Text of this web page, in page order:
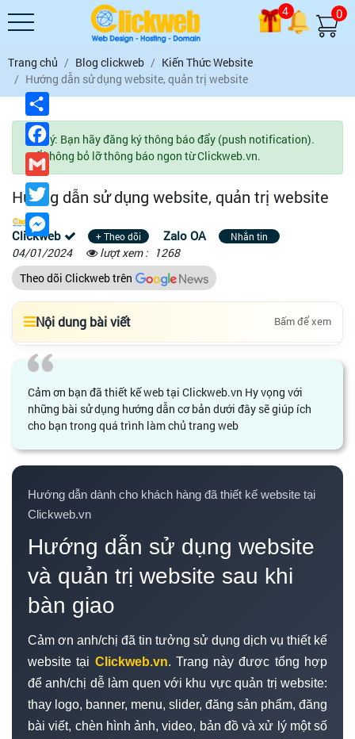
4 0
Trang chủ Blog clickweb
Kiến Thức Website
Hướng dẫn sử dụng website, quản trị website
Lưu ý: Bạn hãy đăng ký thông báo đẩy (push notification).
Để không bỏ lỡ thông báo ngon từ Clickweb.vn.
Hướng dẫn sử dụng website, quản trị website
Clickweb + Theo dõi Zalo OA Nhắn tin
04/01/2024 lượt xem : 1268
Theo dõi Clickweb trên
Nội dung bài viết Bấm để xem
Cảm ơn bạn đã thiết kế web tại Clickweb.vn Hy vọng với
những bài sử dụng hướng dẫn cơ bản dưới đây sẽ giúp ích
cho bạn trong quá trình làm chủ trang web
Hướng dẫn dành cho khách hàng đã thiết kế website tại
Clickweb.vn
Hướng dẫn sử dụng website
và quản trị website sau khi
bàn giao
Cảm ơn anh/chị đã tin tưởng sử dụng dịch vụ thiết kế
website tại Clickweb.vn. Trang này được tổng hợp
để anh/chị dễ làm quen với khu vực quản trị website:
thay logo, banner, menu, slider, đăng sản phẩm, đăng
bài viết, chèn hình ảnh, video, bản đồ và xử lý một số
Chia
Gmail
Twitter